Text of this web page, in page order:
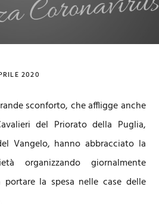
2020
sconforto, che affligge anche
del Priorato della Puglia,
Vangelo, hanno abbracciato la
organizzando giornalmente
la spesa nelle case delle